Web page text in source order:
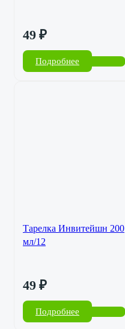
49 ₽
Подробнее
Тарелка Инвитейшн 200
мл/12
49 ₽
Подробнее